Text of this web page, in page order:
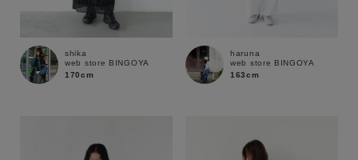
キーワード
MENS
shika
web store BINGOYA
170cm
haruna
web store BINGOYA
163cm